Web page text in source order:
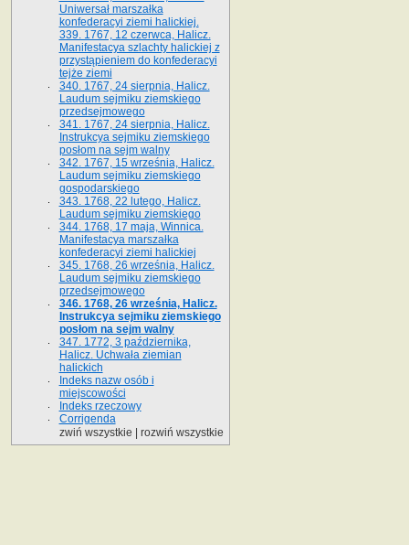
Uniwersał marszałka
konfederacyi ziemi halickiej.
339. 1767, 12 czerwca, Halicz.
Manifestacya szlachty halickiej z
przystąpieniem do konfederacyi
tejże ziemi
340. 1767, 24 sierpnia, Halicz.
Laudum sejmiku ziemskiego
przedsejmowego
341. 1767, 24 sierpnia, Halicz.
Instrukcya sejmiku ziemskiego
posłom na sejm walny
342. 1767, 15 września, Halicz.
Laudum sejmiku ziemskiego
gospodarskiego
343. 1768, 22 lutego, Halicz.
Laudum sejmiku ziemskiego
344. 1768, 17 maja, Winnica.
Manifestacya marszałka
konfederacyi ziemi halickiej
345. 1768, 26 września, Halicz.
Laudum sejmiku ziemskiego
przedsejmowego
346. 1768, 26 września, Halicz.
Instrukcya sejmiku ziemskiego
posłom na sejm walny
347. 1772, 3 października,
Halicz. Uchwała ziemian
halickich
Indeks nazw osób i
miejscowości
Indeks rzeczowy
Corrigenda
zwiń wszystkie
rozwiń wszystkie